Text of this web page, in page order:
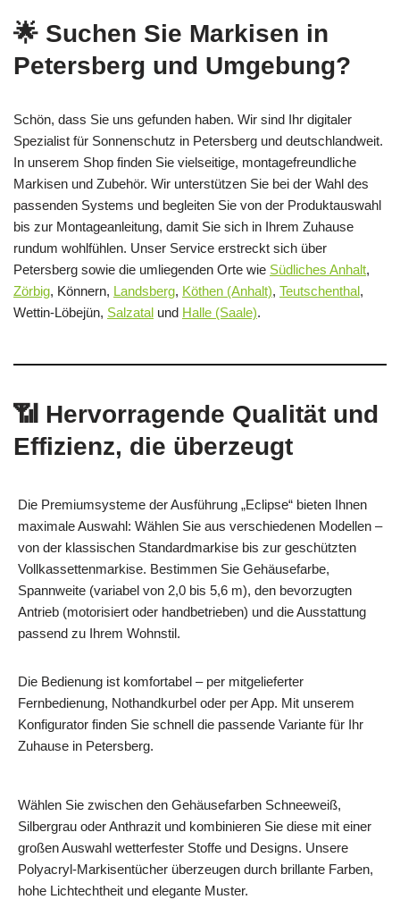
🌟 Suchen Sie Markisen in
Petersberg und Umgebung?
Schön, dass Sie uns gefunden haben. Wir sind Ihr digitaler
Spezialist für Sonnenschutz in Petersberg und deutschlandweit.
In unserem Shop finden Sie vielseitige, montagefreundliche
Markisen und Zubehör. Wir unterstützen Sie bei der Wahl des
passenden Systems und begleiten Sie von der Produktauswahl
bis zur Montageanleitung, damit Sie sich in Ihrem Zuhause
rundum wohlfühlen. Unser Service erstreckt sich über
Petersberg sowie die umliegenden Orte wie Südliches Anhalt,
Zörbig, Könnern, Landsberg, Köthen (Anhalt), Teutschenthal,
Wettin‑Löbejün, Salzatal und Halle (Saale).
📶 Hervorragende Qualität und
Effizienz, die überzeugt
Die Premiumsysteme der Ausführung „Eclipse“ bieten Ihnen
maximale Auswahl: Wählen Sie aus verschiedenen Modellen –
von der klassischen Standardmarkise bis zur geschützten
Vollkassettenmarkise. Bestimmen Sie Gehäusefarbe,
Spannweite (variabel von 2,0 bis 5,6 m), den bevorzugten
Antrieb (motorisiert oder handbetrieben) und die Ausstattung
passend zu Ihrem Wohnstil.
Die Bedienung ist komfortabel – per mitgelieferter
Fernbedienung, Nothandkurbel oder per App. Mit unserem
Konfigurator finden Sie schnell die passende Variante für Ihr
Zuhause in Petersberg.
Wählen Sie zwischen den Gehäusefarben Schneeweiß,
Silbergrau oder Anthrazit und kombinieren Sie diese mit einer
großen Auswahl wetterfester Stoffe und Designs. Unsere
Polyacryl-Markisentücher überzeugen durch brillante Farben,
hohe Lichtechtheit und elegante Muster.